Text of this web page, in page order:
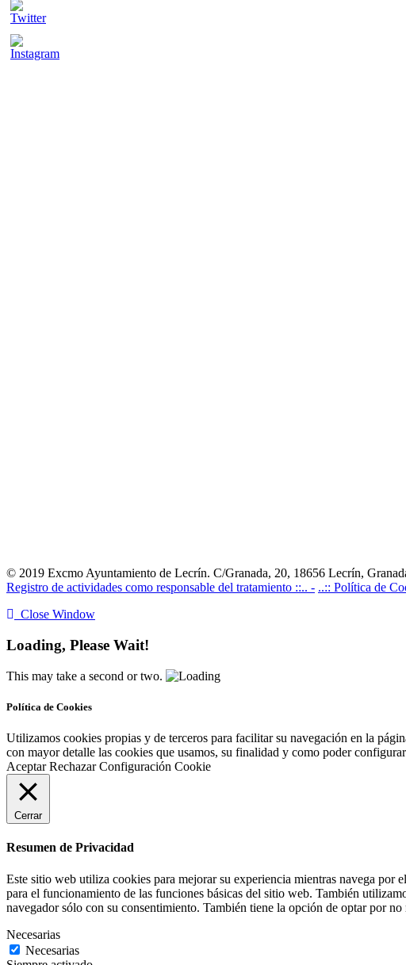
© 2019 Excmo Ayuntamiento de Lecrín. C/Granada, 20, 18656 Lecrín,
Registro de actividades como responsable del tratamiento ::.. - ..:: Política de
Close Window
Loading, Please Wait!
This may take a second or two.
Política de Cookies
Utilizamos cookies propias y de terceros para facilitar su navegación en la
con mayor detalle las cookies que usamos, su finalidad y como poder
Aceptar Rechazar Configuración Cookie
Cerrar
Resumen de Privacidad
Este sitio web utiliza cookies para mejorar su experiencia mientras navega por
para el funcionamiento de las funciones básicas del sitio web. También
navegador sólo con su consentimiento. También tiene la opción de optar por
Necesarias
Necesarias